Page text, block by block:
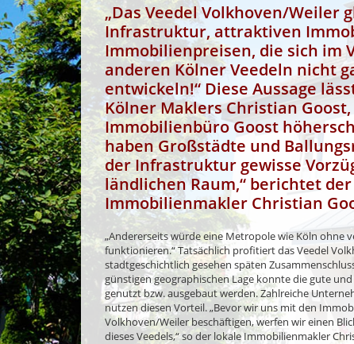
„Das Veedel Volkhoven/Weiler
Infrastruktur, attraktiven
Immobilienpreisen, die sich im
anderen Kölner Veedeln nicht
entwickeln!“ Diese Aussage
Kölner Maklers Christian
Immobilienbüro Goost
haben Großstädte und
der Infrastruktur gewisse
ländlichen Raum,“ berichtet
Immobilienmakler Christian
„Andererseits würde eine Metropole wie Köln
funktionieren.“ Tatsächlich profitiert das Veedel
stadtgeschichtlich gesehen späten
günstigen geographischen Lage konnte die gute
genutzt bzw. ausgebaut werden. Zahlreiche
nutzen diesen Vorteil. „Bevor wir uns mit den
Volkhoven/Weiler beschäftigen, werfen wir einen
dieses Veedels,“ so der lokale Immobilienmakler